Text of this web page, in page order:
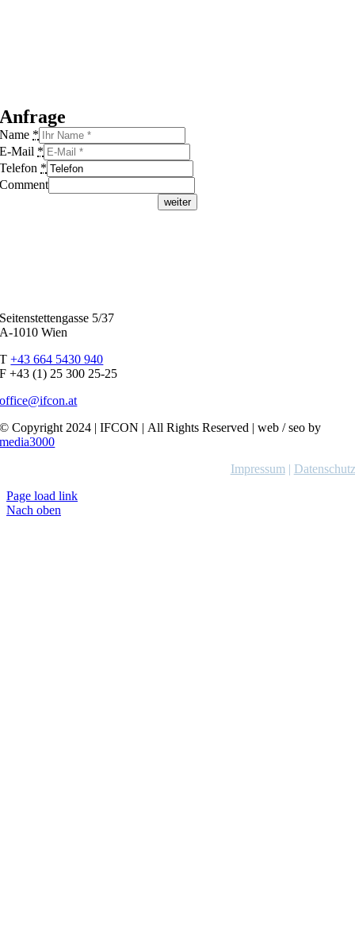
Anfrage
Name *
E-Mail *
Telefon *
Comment
weiter
Seitenstettengasse 5/37
A-1010 Wien
T+43 664 5430 940
F +43 (1) 25 300 25-25
office@ifcon.at
© Copyright 2024 | IFCON | All Rights Reserved | web / seo by
media3000
Impressum | Datenschutz
Page load link
Nach oben